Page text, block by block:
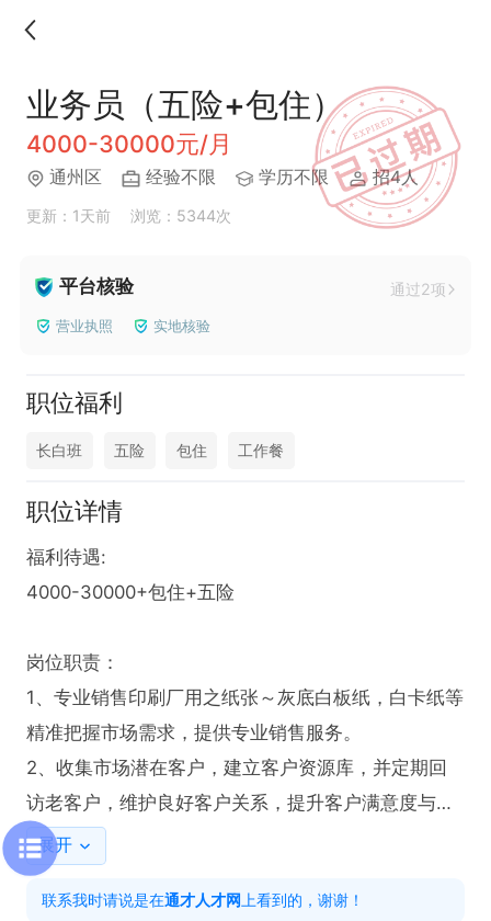
业务员（五险+包住）
4000-30000元/月
通州区 经验不限 学历不限 招4人
更新：1天前 浏览：5344次
平台核验 通过2项
营业执照 实地核验
职位福利
长白班 五险 包住 工作餐
职位详情
福利待遇:
4000-30000+包住+五险
岗位职责：
1、专业销售印刷厂用之纸张～灰底白板纸，白卡纸等
精准把握市场需求，提供专业销售服务。
2、收集市场潜在客户，建立客户资源库，并定期回
访老客户，维护良好客户关系，提升客户满意度与忠
诚度。
3、自带车辆
4、有无经验皆可
展开
联系我时请说是在通才人才网 上看到的，谢谢！